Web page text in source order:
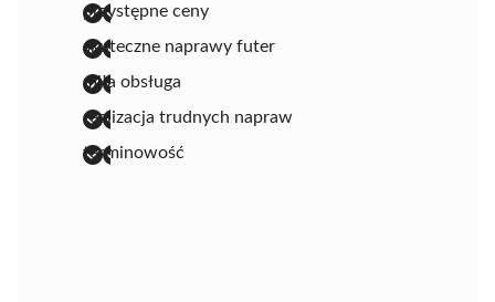
przystępne ceny
skuteczne naprawy futer
miła obsługa
realizacja trudnych napraw
terminowość